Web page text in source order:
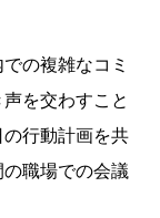
の複雑なコミ
を交わすこと
行動計画を共
職場での会議